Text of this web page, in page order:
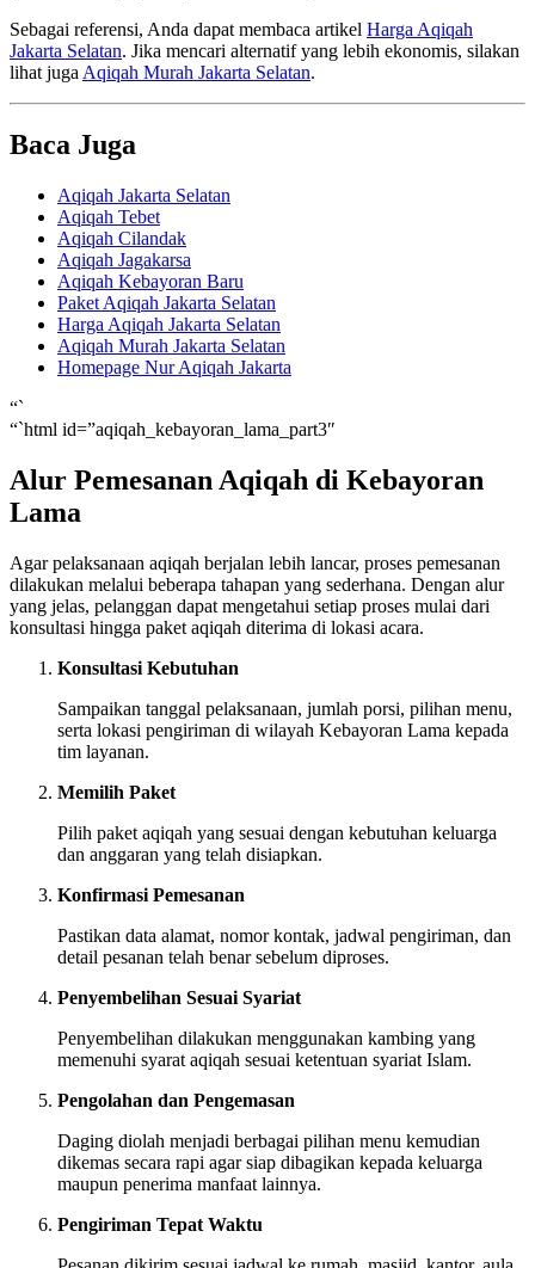
Sebagai referensi, Anda dapat membaca artikel Harga Aqiqah
Jakarta Selatan. Jika mencari alternatif yang lebih ekonomis, silakan
lihat juga Aqiqah Murah Jakarta Selatan.
Baca Juga
Aqiqah Jakarta Selatan
Aqiqah Tebet
Aqiqah Cilandak
Aqiqah Jagakarsa
Aqiqah Kebayoran Baru
Paket Aqiqah Jakarta Selatan
Harga Aqiqah Jakarta Selatan
Aqiqah Murah Jakarta Selatan
Homepage Nur Aqiqah Jakarta
“`
“`html id=”aqiqah_kebayoran_lama_part3″
Alur Pemesanan Aqiqah di Kebayoran
Lama
Agar pelaksanaan aqiqah berjalan lebih lancar, proses pemesanan
dilakukan melalui beberapa tahapan yang sederhana. Dengan alur
yang jelas, pelanggan dapat mengetahui setiap proses mulai dari
konsultasi hingga paket aqiqah diterima di lokasi acara.
Konsultasi Kebutuhan
Sampaikan tanggal pelaksanaan, jumlah porsi, pilihan menu,
serta lokasi pengiriman di wilayah Kebayoran Lama kepada
tim layanan.
Memilih Paket
Pilih paket aqiqah yang sesuai dengan kebutuhan keluarga
dan anggaran yang telah disiapkan.
Konfirmasi Pemesanan
Pastikan data alamat, nomor kontak, jadwal pengiriman, dan
detail pesanan telah benar sebelum diproses.
Penyembelihan Sesuai Syariat
Penyembelihan dilakukan menggunakan kambing yang
memenuhi syarat aqiqah sesuai ketentuan syariat Islam.
Pengolahan dan Pengemasan
Daging diolah menjadi berbagai pilihan menu kemudian
dikemas secara rapi agar siap dibagikan kepada keluarga
maupun penerima manfaat lainnya.
Pengiriman Tepat Waktu